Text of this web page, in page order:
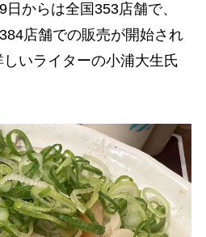
からは全国353店舗で、
店舗での販売が開始され
いライターの小浦大生氏